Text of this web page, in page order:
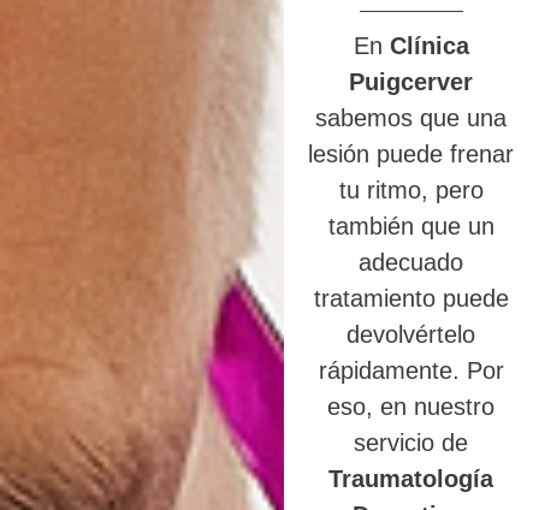
En Clínica
Puigcerver
sabemos que una
lesión puede frenar
tu ritmo, pero
también que un
adecuado
tratamiento puede
devolvértelo
rápidamente. Por
eso, en nuestro
servicio de
Traumatología